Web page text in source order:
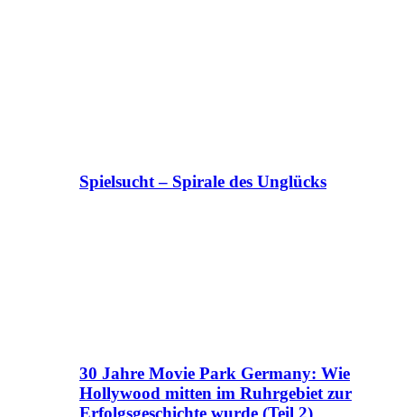
Spielsucht – Spirale des Unglücks
30 Jahre Movie Park Germany: Wie
Hollywood mitten im Ruhrgebiet zur
Erfolgsgeschichte wurde (Teil 2)